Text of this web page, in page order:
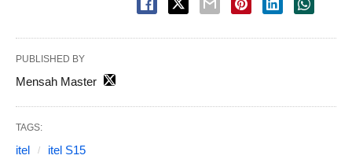
PUBLISHED BY
Mensah Master
TAGS:
itel itel S15